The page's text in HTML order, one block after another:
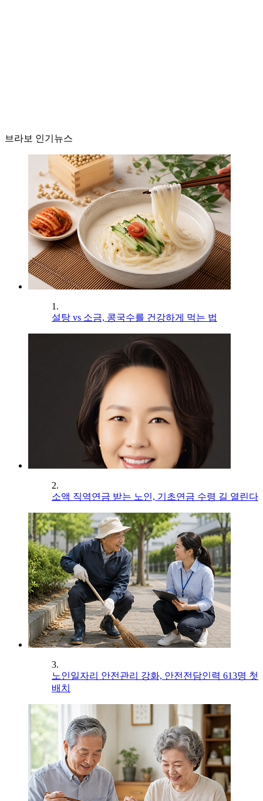
브라보 인기뉴스
1.
설탕 vs 소금, 콩국수를 건강하게 먹는 법
2.
소액 직역연금 받는 노인, 기초연금 수령 길 열린다
3.
노인일자리 안전관리 강화, 안전전담인력 613명 첫
배치